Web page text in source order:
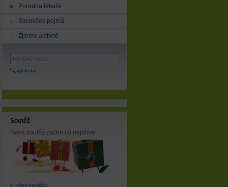
Poradna lékaře
Slovníček pojmů
Žijeme aktivně
vyhledat
Soutěž
Nová soutěž začne co nejdříve.
chci soutěžit